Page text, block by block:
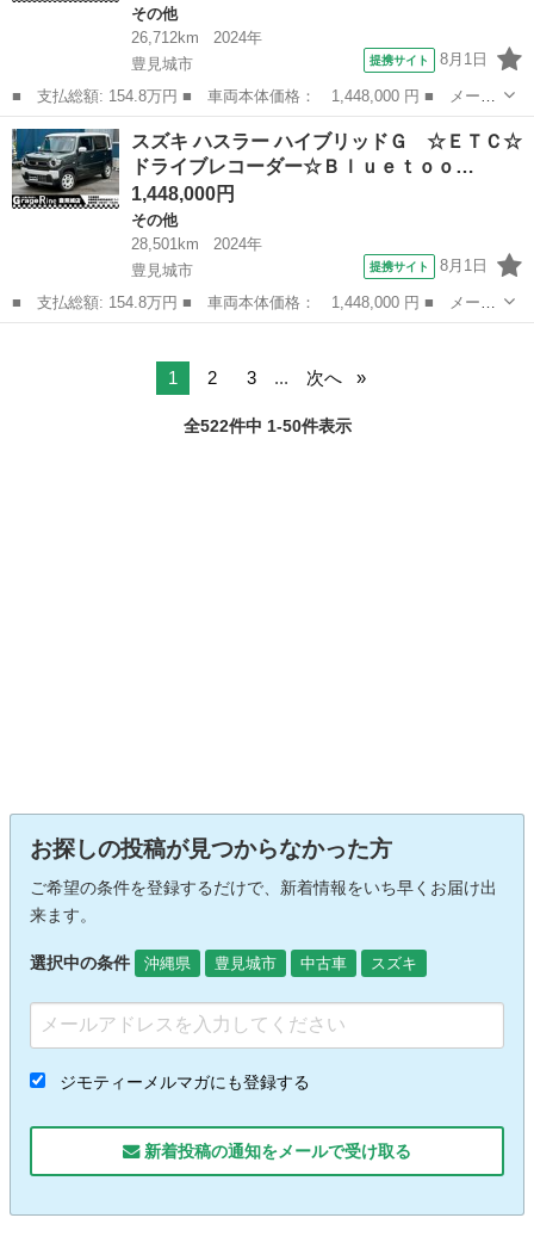
その他
26,712km
2024年
豊見城市
提携サイト 8月1日
■ 支払総額: 154.8万円 ■ 車両本体価格： 1,448,000 円 ■ メーカ
ー名： スズキ ■ 車種名： ハスラー ■ グレード名： ハイブリ
ッドＧ ☆ＥＴＣ☆ドライブレコーダー☆Ｂｌｕｅｔｏｏｔｈ☆禁煙
車☆シー...
沖縄 豊見城市 その他
スズキ ハスラー ハイブリッドＧ ☆ＥＴＣ☆
ドライブレコーダー☆Ｂｌｕｅｔｏｏ…
1,448,000円
その他
28,501km
2024年
豊見城市
提携サイト 8月1日
■ 支払総額: 154.8万円 ■ 車両本体価格： 1,448,000 円 ■ メーカ
ー名： スズキ ■ 車種名： ハスラー ■ グレード名： ハイブリ
1 2 3 ... 次へ
全522件中 1-50件表示
お探しの投稿が見つからなかった方
ご希望の条件を登録するだけで、新着情報をいち早くお届け出
来ます。
選択中の条件 沖縄県 豊見城市 中古車 スズキ
ジモティーメルマガにも登録する
新着投稿の通知をメールで受け取る